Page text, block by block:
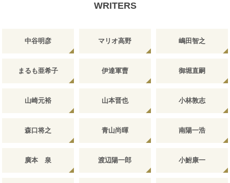
WRITERS
中谷明彦 マリオ高野 嶋田智之
まるも亜希子 伊達軍曹 御堀直嗣
山崎元裕 山本晋也 小林敦志
森口将之 青山尚暉 南陽一浩
廣本 泉 渡辺陽一郎 小鮒康一